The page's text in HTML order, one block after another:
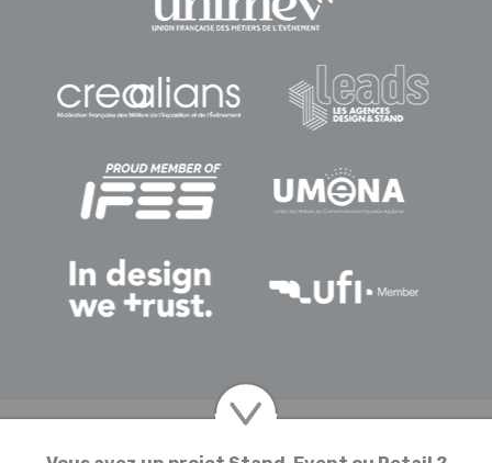
© Copyright GALIS. Tous droits réservés